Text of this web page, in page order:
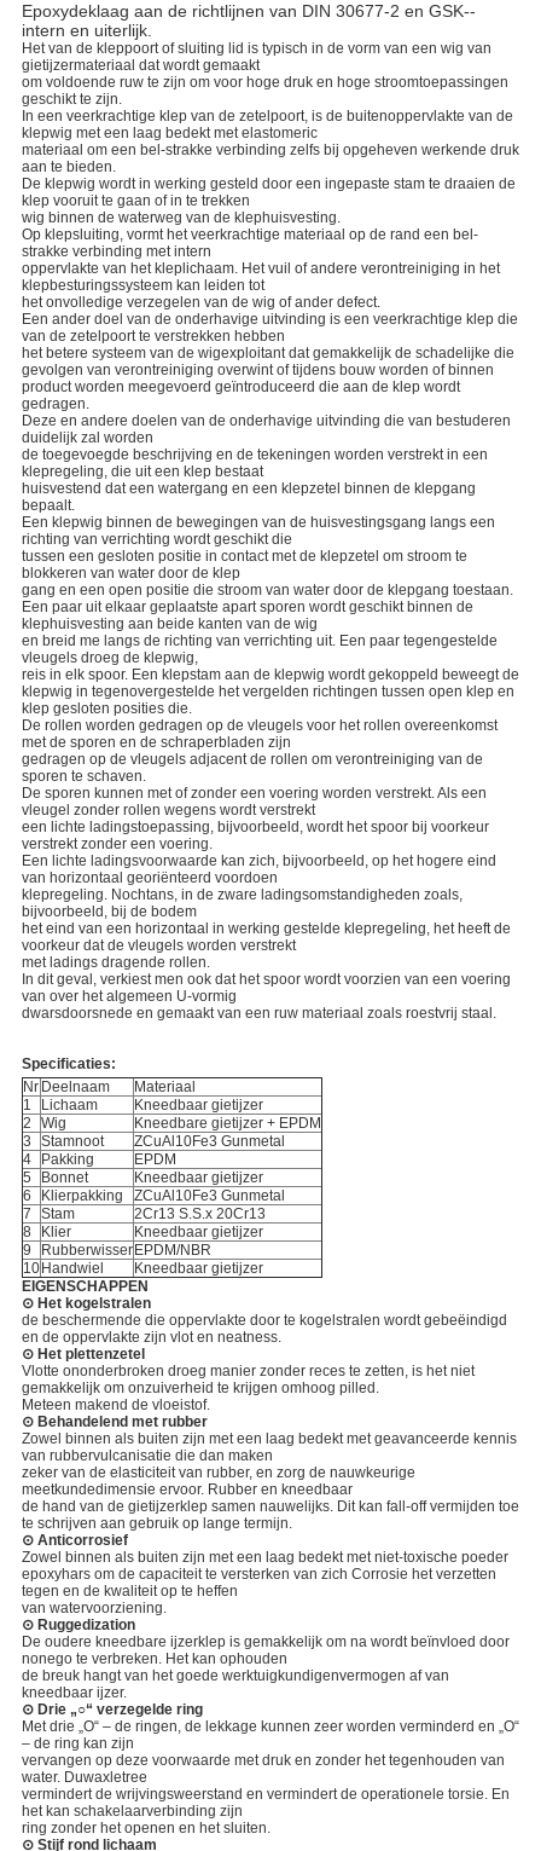
Epoxydeklaag aan de richtlijnen van DIN 30677-2 en GSK--
intern en uiterlijk.
Het van de kleppoort of sluiting lid is typisch in de vorm van een wig van
gietijzermateriaal dat wordt gemaakt
om voldoende ruw te zijn om voor hoge druk en hoge stroomtoepassingen
geschikt te zijn.
In een veerkrachtige klep van de zetelpoort, is de buitenoppervlakte van de
klepwig met een laag bedekt met elastomeric
materiaal om een bel-strakke verbinding zelfs bij opgeheven werkende druk
aan te bieden.
De klepwig wordt in werking gesteld door een ingepaste stam te draaien de
klep vooruit te gaan of in te trekken
wig binnen de waterweg van de klephuisvesting.
Op klepsluiting, vormt het veerkrachtige materiaal op de rand een bel-
strakke verbinding met intern
oppervlakte van het kleplichaam. Het vuil of andere verontreiniging in het
klepbesturingssysteem kan leiden tot
het onvolledige verzegelen van de wig of ander defect.
Een ander doel van de onderhavige uitvinding is een veerkrachtige klep die
van de zetelpoort te verstrekken hebben
het betere systeem van de wigexploitant dat gemakkelijk de schadelijke die
gevolgen van verontreiniging overwint of tijdens bouw worden of binnen
product worden meegevoerd geïntroduceerd die aan de klep wordt
gedragen.
Deze en andere doelen van de onderhavige uitvinding die van bestuderen
duidelijk zal worden
de toegevoegde beschrijving en de tekeningen worden verstrekt in een
klepregeling, die uit een klep bestaat
huisvestend dat een watergang en een klepzetel binnen de klepgang
bepaalt.
Een klepwig binnen de bewegingen van de huisvestingsgang langs een
richting van verrichting wordt geschikt die
tussen een gesloten positie in contact met de klepzetel om stroom te
blokkeren van water door de klep
gang en een open positie die stroom van water door de klepgang toestaan.
Een paar uit elkaar geplaatste apart sporen wordt geschikt binnen de
klephuisvesting aan beide kanten van de wig
en breid me langs de richting van verrichting uit. Een paar tegengestelde
vleugels droeg de klepwig,
reis in elk spoor. Een klepstam aan de klepwig wordt gekoppeld beweegt de
klepwig in tegenovergestelde het vergelden richtingen tussen open klep en
klep gesloten posities die.
De rollen worden gedragen op de vleugels voor het rollen overeenkomst
met de sporen en de schraperbladen zijn
gedragen op de vleugels adjacent de rollen om verontreiniging van de
sporen te schaven.
De sporen kunnen met of zonder een voering worden verstrekt. Als een
vleugel zonder rollen wegens wordt verstrekt
een lichte ladingstoepassing, bijvoorbeeld, wordt het spoor bij voorkeur
verstrekt zonder een voering.
Een lichte ladingsvoorwaarde kan zich, bijvoorbeeld, op het hogere eind
van horizontaal georiënteerd voordoen
klepregeling. Nochtans, in de zware ladingsomstandigheden zoals,
bijvoorbeeld, bij de bodem
het eind van een horizontaal in werking gestelde klepregeling, het heeft de
voorkeur dat de vleugels worden verstrekt
met ladings dragende rollen.
In dit geval, verkiest men ook dat het spoor wordt voorzien van een voering
van over het algemeen U-vormig
dwarsdoorsnede en gemaakt van een ruw materiaal zoals roestvrij staal.
Specificaties:
Nr Deelnaam
Materiaal
1
Lichaam
Kneedbaar gietijzer
2
Wig
Kneedbare gietijzer + EPDM
3
Stamnoot
ZCuAl10Fe3 Gunmetal
4
Pakking
EPDM
5
Bonnet
Kneedbaar gietijzer
6
Klierpakking
ZCuAl10Fe3 Gunmetal
7
Stam
2Cr13 S.S.x 20Cr13
8
Klier
Kneedbaar gietijzer
9
Rubberwisser EPDM/NBR
10 Handwiel
Kneedbaar gietijzer
EIGENSCHAPPEN
⊙ Het kogelstralen
de beschermende die oppervlakte door te kogelstralen wordt gebeëindigd
en de oppervlakte zijn vlot en neatness.
⊙ Het plettenzetel
Vlotte ononderbroken droeg manier zonder reces te zetten, is het niet
gemakkelijk om onzuiverheid te krijgen omhoog pilled.
Meteen makend de vloeistof.
⊙ Behandelend met rubber
Zowel binnen als buiten zijn met een laag bedekt met geavanceerde kennis
van rubbervulcanisatie die dan maken
zeker van de elasticiteit van rubber, en zorg de nauwkeurige
meetkundedimensie ervoor. Rubber en kneedbaar
de hand van de gietijzerklep samen nauwelijks. Dit kan fall-off vermijden toe
te schrijven aan gebruik op lange termijn.
⊙ Anticorrosief
Zowel binnen als buiten zijn met een laag bedekt met niet-toxische poeder
epoxyhars om de capaciteit te versterken van zich Corrosie het verzetten
tegen en de kwaliteit op te heffen
van watervoorziening.
⊙ Ruggedization
De oudere kneedbare ijzerklep is gemakkelijk om na wordt beïnvloed door
nonego te verbreken. Het kan ophouden
de breuk hangt van het goede werktuigkundigenvermogen af van
kneedbaar ijzer.
⊙ Drie „○“ verzegelde ring
Met drie „O“ – de ringen, de lekkage kunnen zeer worden verminderd en „O“
– de ring kan zijn
vervangen op deze voorwaarde met druk en zonder het tegenhouden van
water. Duwaxletree
vermindert de wrijvingsweerstand en vermindert de operationele torsie. En
het kan schakelaarverbinding zijn
ring zonder het openen en het sluiten.
⊙ Stijf rond lichaam